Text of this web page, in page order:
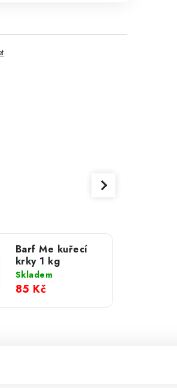
Barf Me kuřecí
krky 1 kg
Skladem
85 Kč